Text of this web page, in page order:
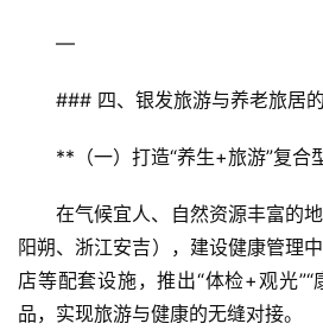
首
页
—
### 四、银发旅游与养老旅居
**（一）打造“养生+旅游”复合
在气候宜人、自然资源丰富的
阳朔、浙江安吉），建设健康管理
店等配套设施，推出“体检+观光
品，实现旅游与健康的无缝对接。